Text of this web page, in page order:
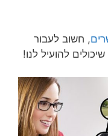
, חשוב לעבור
שיכולים להועיל לנו!